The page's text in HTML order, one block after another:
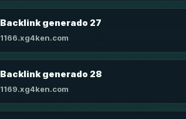
Backlink generado 27
1166.xg4ken.com
Backlink generado 28
1169.xg4ken.com